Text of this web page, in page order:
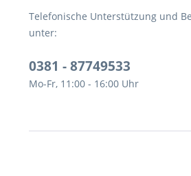
Telefonische Unterstützung und
unter:
0381 - 87749533
Mo-Fr, 11:00 - 16:00 Uhr